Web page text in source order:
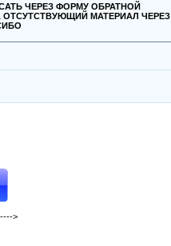
ЧЕРЕЗ ФОРМУ ОБРАТНОЙ
МАТЕРИАЛ ЧЕРЕЗ
>